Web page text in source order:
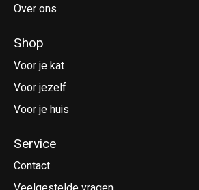
Over ons
Shop
Voor je kat
Voor jezelf
Voor je huis
Service
Contact